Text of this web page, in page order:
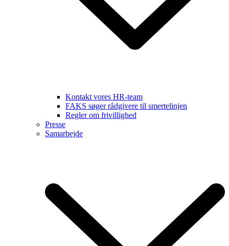
Kontakt vores HR-team
FAKS søger rådgivere til smertelinjen
Regler om frivillighed
Presse
Samarbejde